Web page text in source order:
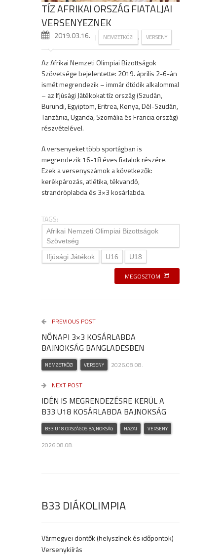
TÍZ AFRIKAI ORSZÁG FIATALJAI
VERSENYEZNEK
2019.03.16. | NEMZETKÖZI , VERSENY
Az Afrikai Nemzeti Olimpiai Bizottságok
Szövetsége bejelentette: 2019. április 2-6-án
ismét megrendezik – immár ötödik alkalommal
– az Ifjúsági Játékokat tíz ország (Szudán,
Burundi, Egyiptom, Eritrea, Kenya, Dél-Szudán,
Tanzánia, Uganda, Szomália és Francia ország)
részvételével.
A versenyeket több sportágban is
megrendezik 16-18 éves fiatalok részére.
Ezek a versenyszámok a következők:
kerékpározás, atlétika, tékvandó,
strandröplabda és 3×3 kosárlabda.
TAGS:
Afrikai Nemzeti Olimpiai Bizottságok
Szövetség
Ifjúsági Játékok
U16 U18
MEGOSZTOM
PREVIOUS POST
NŐNAPI 3×3 KOSÁRLABDA
BAJNOKSÁG BANGLADESBEN
NEMZETKÖZI VERSENY 2026.08.08.
NEXT POST
IDÉN IS MEGRENDEZÉSRE KERÜL A
B33 U18 KOSÁRLABDA BAJNOKSÁG
B33 U18 ORSZÁGOS BAJNOKSÁG HAZAI VERSENY
2026.08.08.
B33 DIÁKOLIMPIA
Vármegyei döntők (helyszínek és időpontok)
Versenykiírás